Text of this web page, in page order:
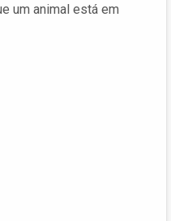
um animal está em